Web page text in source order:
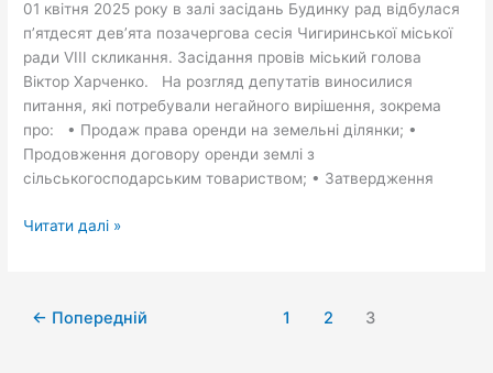
01 квітня 2025 року в залі засідань Будинку рад відбулася
п’ятдесят дев’ята позачергова сесія Чигиринської міської
ради VIII скликання. Засідання провів міський голова
Віктор Харченко. На розгляд депутатів виносилися
питання, які потребували негайного вирішення, зокрема
про: • Продаж права оренди на земельні ділянки; •
Продовження договору оренди землі з
сільськогосподарським товариством; • Затвердження
Читати далі »
← Попередній 1 2 3